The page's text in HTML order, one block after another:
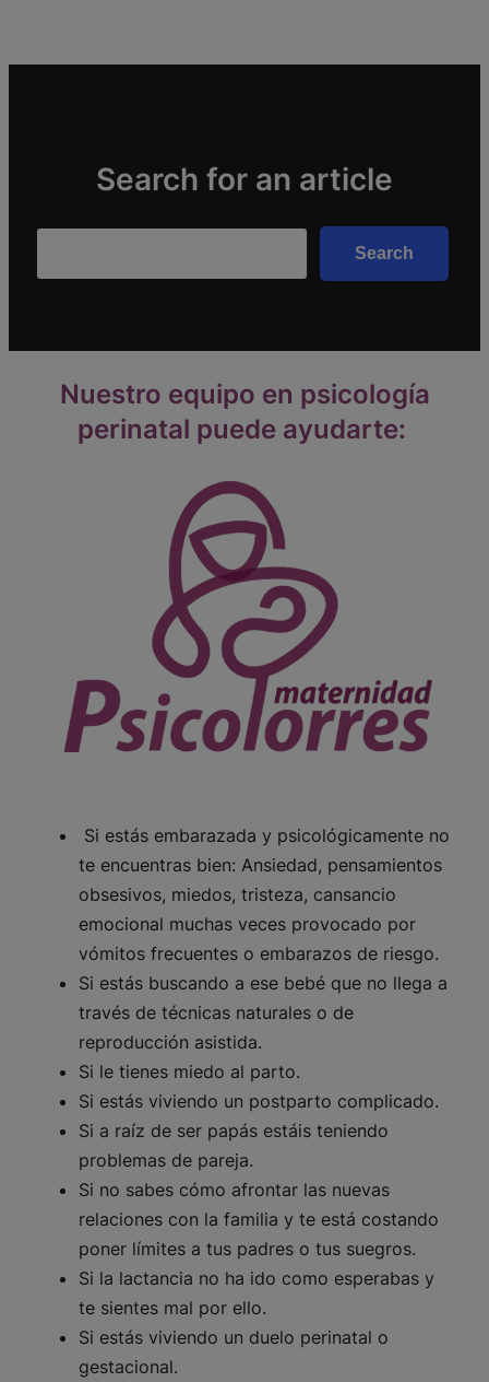
Search for an article
Search
Nuestro equipo en psicología
perinatal puede ayudarte:
Si estás embarazada y psicológicamente no
te encuentras bien: Ansiedad, pensamientos
obsesivos, miedos, tristeza, cansancio
emocional muchas veces provocado por
vómitos frecuentes o embarazos de riesgo.
Si estás buscando a ese bebé que no llega a
través de técnicas naturales o de
reproducción asistida.
Si le tienes miedo al parto.
Si estás viviendo un postparto complicado.
Si a raíz de ser papás estáis teniendo
problemas de pareja.
Si no sabes cómo afrontar las nuevas
relaciones con la familia y te está costando
poner límites a tus padres o tus suegros.
Si la lactancia no ha ido como esperabas y
te sientes mal por ello.
Si estás viviendo un duelo perinatal o
gestacional.